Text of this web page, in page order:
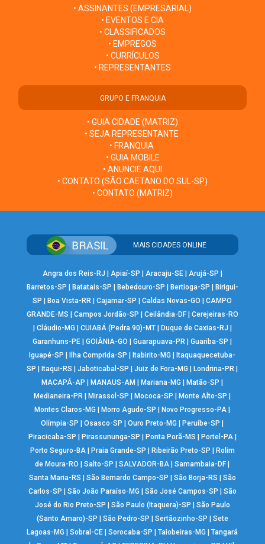
• ASSINANTES (EMPRESARIAL)
• EVENTOS E CIA
• CLASSIFICADOS
• EMPREGOS
• CURRÍCULOS
• REPRESENTANTES
GRUPO E FRANQUIA
• GUIA CIDADE (MATRIZ)
• SEJA REPRESENTANTE
• FRANQUIA
• GUIA MOBILE
• ANUNCIE AQUI
• CONTATO (SÃO CAETANO DO SUL-SP)
• CONTATO (MATRIZ)
MAIS CIDADES ONLINE
Angra dos Reis-RJ Apiaí-SP Aracaju-SE| Arujá-SP
Barretos-SP
Batatais-SP Bebedouro-SP Bertioga-SP
Birigui-
SP
Boa Vista-RR |Cajamar-SP |Caldas Novas-GO |CAMPO
GRANDE-MS
Campos Jordão-SP Ceilândia-DF| Cerejeiras-RO
Cláudio-MG CUIABÁ (Pedra 90)-MT| Duque de Caxias-RJ
Garanhuns-PE |GOIÂNIA-GO |Guarapuava-PR |Guariba-SP
Iguapé-SP
Ilha Comprida-SP Itabirito-MG
Itaquaquecetuba-
SP
Itaqui-RS |Jaboticabal-SP |Juiz de Fora-MG Londrina-PR
MACAPÁ-AP
MANAUS-AM Mariana-MG Matão-SP
Medianeira-PR
Mirassol-SP Mococa-SP Monte Alto-SP
Montes Claros-MG
Morro Agudo-SP Novo Progresso-PA
Olímpia-SP
|Osasco-SP |Ouro Preto-MG Peruíbe-SP
Piracicaba-SP
Pirassununga-SP Ponta Porã-MS Portel-PA|
Porto Seguro-BA| Praia Grande-SP Ribeirão Preto-SP
Rolim
de Moura-RO
|Salto-SP |SALVADOR-BA |Samambaia-DF
Santa Maria-RS
São Bernardo Campo-SP São Borja-RS
São
Carlos-SP
São João Paraíso-MG São José Campos-SP
São
José do Rio Preto-SP
São Paulo (Itaquera)-SP
São Paulo
(Santo Amaro)-SP
São Pedro-SP Sertãozinho-SP
Sete
Lagoas-MG
|Sobral-CE |Sorocaba-SP |Taiobeiras-MG |Tangará